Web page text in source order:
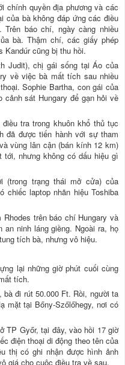
chính quyền địa phương và các
của bà không đáp ứng các điều
báo chí, ngày càng nhiều
bà. Thậm chí, các giấy phép
Kandúr cũng bị thu hồi.
Judit), chị gái sống tại Áo của
về việc bà mất tích sau nhiều
Sophie Bartha, con gái của
cảnh sát Hungary để gạn hỏi về
tra trong khuôn khổ thủ tục
đã được tiến hành với sự tham
vùng lân cận (bán kính 12 km)
nhưng không có dấu hiệu gì
trạng thái mở cửa) của
chiếc laptop nhãn hiệu Toshiba
trên báo chí Hungary và
ninh láng giềng. Ngoài ra, họ
tích bà, nhưng vô hiệu.
lại những giờ phút cuối cùng
tích.
bà đi rút 50.000 Ft. Rồi, người ta
mặt tại Bőny-Szőlőhegy, nơi có
TP Győr, tại đây, vào hồi 17 giờ
điện thoại di động theo tên của
thị có ghi nhận được hình ảnh
giá cho cuộc điều tra về sau.